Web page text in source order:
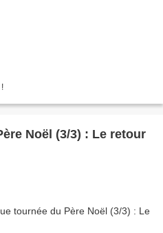
Noël (3/3) : Le retour